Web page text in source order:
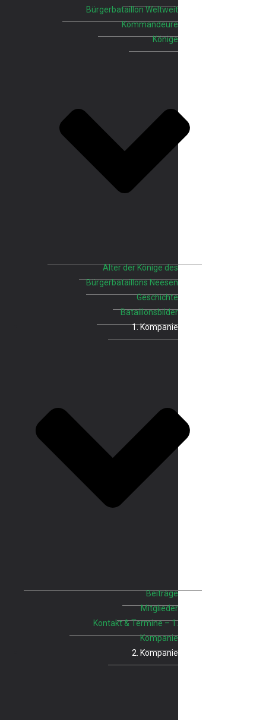
Bürgerbataillon Weltweit
Kommandeure
Könige
Alter der Könige des
Bürgerbataillons Neesen
Geschichte
Bataillonsbilder
1. Kompanie
Beiträge
Mitglieder
Kontakt & Termine – 1.
Kompanie
2. Kompanie